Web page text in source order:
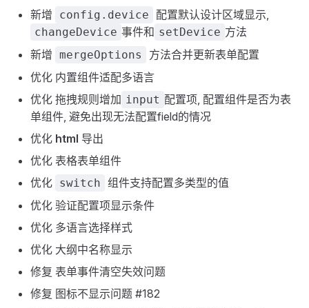
新增
config.device 配置默认设计区域显示,
changeDevice 事件和 setDevice 方法
新增 mergeOptions
方法合并更新表单配置
优化 内置组件适配多语言
优化 拖拽规则增加 input 配置项, 配置组件是否为表
单组件, 避免出现无法配置field的情况
优化 html 导出
优化 表格表单组件
优化 switch 组件支持配置多类型的值
优化 验证配置项显示条件
优化 多语言选择样式
优化 大纲中名称显示
修复 表单事件清空失效问题
修复 图标不显示问题 #182